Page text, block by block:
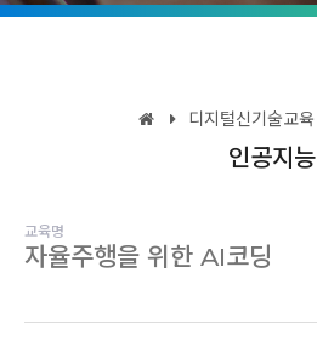
디지털신기술교육
인공지능
교육명
자율주행을 위한 AI코딩